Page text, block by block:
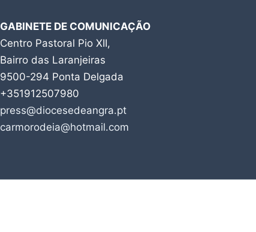
GABINETE DE COMUNICAÇÃO
Centro Pastoral Pio XII,
Bairro das Laranjeiras
9500-294 Ponta Delgada
+351912507980
press@diocesedeangra.pt
carmorodeia@hotmail.com